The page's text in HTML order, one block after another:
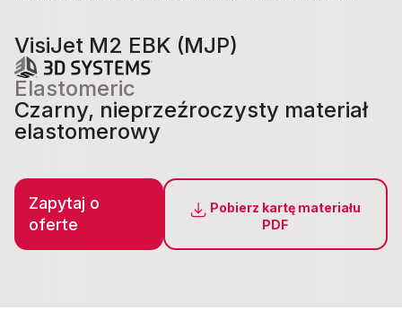
VisiJet M2 EBK (MJP)
Elastomeric
Czarny, nieprzeźroczysty materiał
elastomerowy
Zapytaj o
oferte
PDF